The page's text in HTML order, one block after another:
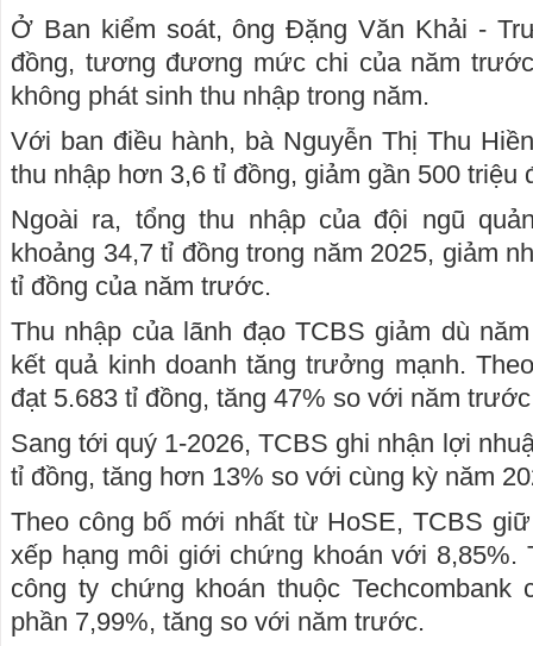
Ở Ban kiểm soát, ông Đặng Văn Khải -
đồng, tương đương mức chi của năm
không phát sinh thu nhập trong năm.
Với ban điều hành, bà Nguyễn Thị Thu
thu nhập hơn 3,6 tỉ đồng, giảm gần 500
Ngoài ra, tổng thu nhập của đội ngũ
khoảng 34,7 tỉ đồng trong năm 2025, giảm
tỉ đồng của năm trước.
Thu nhập của lãnh đạo TCBS giảm dù
kết quả kinh doanh tăng trưởng mạnh.
đạt 5.683 tỉ đồng, tăng 47% so với năm
Sang tới quý 1-2026, TCBS ghi nhận lợi
tỉ đồng, tăng hơn 13% so với cùng kỳ năm
Theo công bố mới nhất từ HoSE, TCBS
xếp hạng môi giới chứng khoán với 8,85%.
công ty chứng khoán thuộc
phần 7,99%, tăng so với năm trước.